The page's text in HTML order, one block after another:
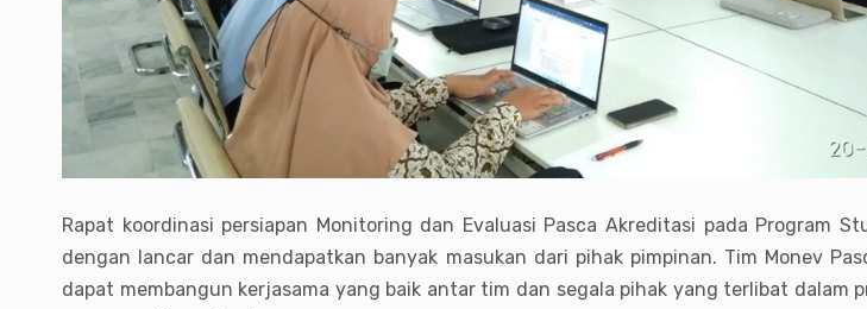
Rapat koordinasi persiapan Monitoring dan Evaluasi Pasca Akreditasi pada Program
dengan lancar dan mendapatkan banyak masukan dari pihak pimpinan. Tim Monev
dapat membangun kerjasama yang baik antar tim dan segala pihak yang terlibat dalam